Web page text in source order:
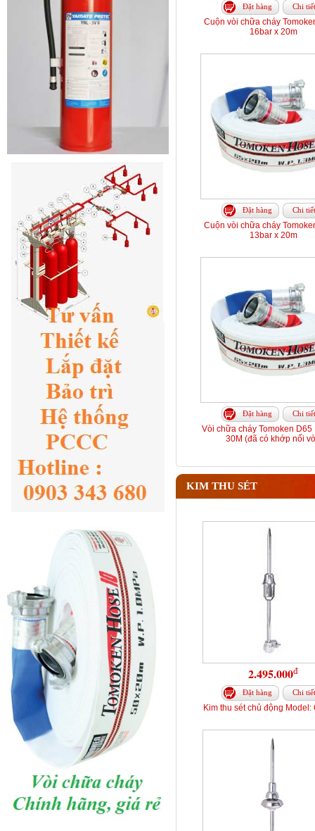
Đặt hàng Chi tiết
Cuộn vòi chữa cháy
16bar x 20m
Đặt hàng Chi tiết
Cuộn vòi chữa cháy
13bar x 20m
Đặt hàng Chi tiết
Vòi chữa cháy Tomoken D65
30M (đã có khớp nối
KIM THU SÉT
2.495.000đ
Đặt hàng Chi tiết
Kim thu sét chủ động Model: